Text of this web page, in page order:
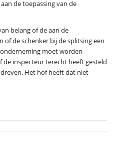
de toepassing van de
belang of de aan de
de schenker bij de splitsing een
moet worden
inspecteur terecht heeft gesteld
Het hof heeft dat niet